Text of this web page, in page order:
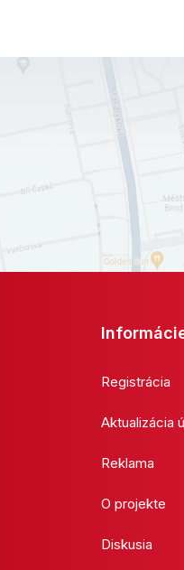
Registrácia
Aktualizácia
Reklama
O projekte
Diskusia